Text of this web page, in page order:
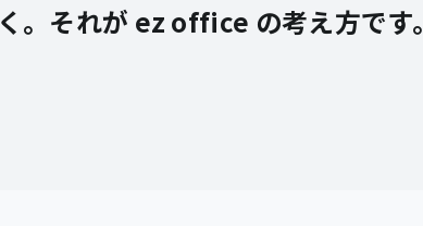
。それが ez office の考え方です。